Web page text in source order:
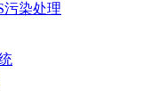
污染处理